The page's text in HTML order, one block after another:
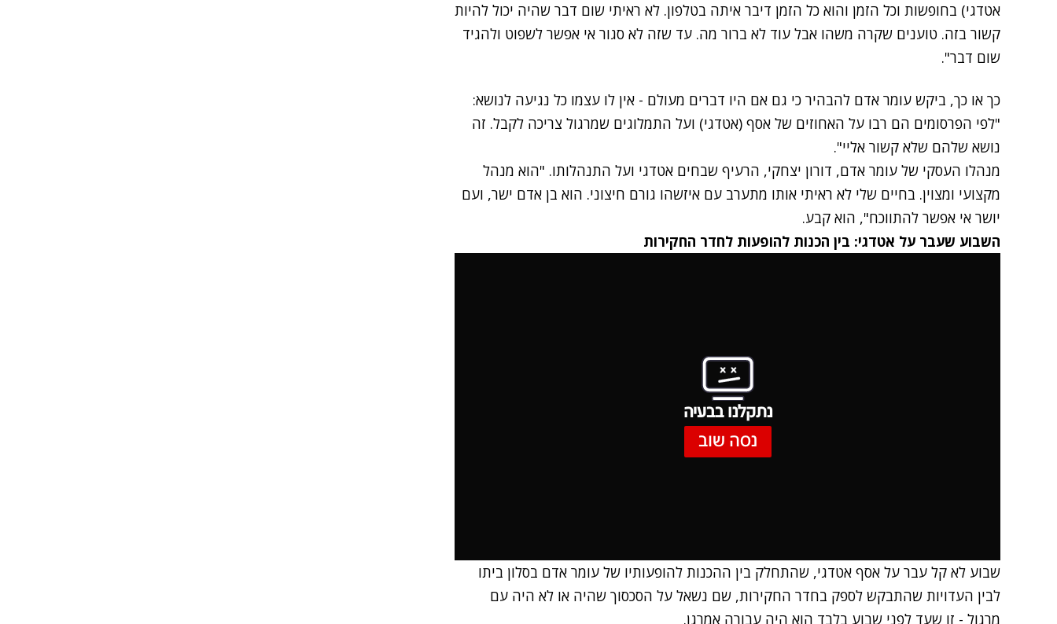
אטדגי) בחופשות וכל הזמן והוא כל הזמן דיבר איתה בטלפון. לא ראיתי שום דבר שהיה יכול להיות
קשור בזה. טוענים שקרה משהו אבל עוד לא ברור מה. עד שזה לא סגור אי אפשר לשפוט ולהגיד
שום דבר".
כך או כך, ביקש עומר אדם להבהיר כי גם אם היו דברים מעולם - אין לו עצמו כל נגיעה לנושא:
"לפי הפרסומים הם רבו על האחוזים של אסף (אטדגי) ועל התמלוגים שמרגול צריכה לקבל. זה
נושא שלהם שלא קשור אליי".
מנהלו העסקי של עומר אדם, דורון יצחקי, הרעיף שבחים אטדגי ועל התנהלותו. "הוא מנהל
מקצועי ומצוין. בחיים שלי לא ראיתי אותו מתערב עם איזשהו גורם חיצוני. הוא בן אדם ישר, ועם
יושר אי אפשר להתווכח", הוא קבע.
השבוע שעבר על אטדגי: בין הכנות להופעות לחדר החקירות
נתקלנו בבעיה
נסה שוב
שבוע לא קל עבר על אסף אטדגי, שהתחלק בין ההכנות להופעותיו של עומר אדם בסלון ביתו
לבין העדויות שהתבקש לספק בחדר החקירות, שם נשאל על הסכסוך שהיה או לא היה עם
מרגול - זו שעד לפני שבוע בלבד הוא היה עבורה אמרגן.